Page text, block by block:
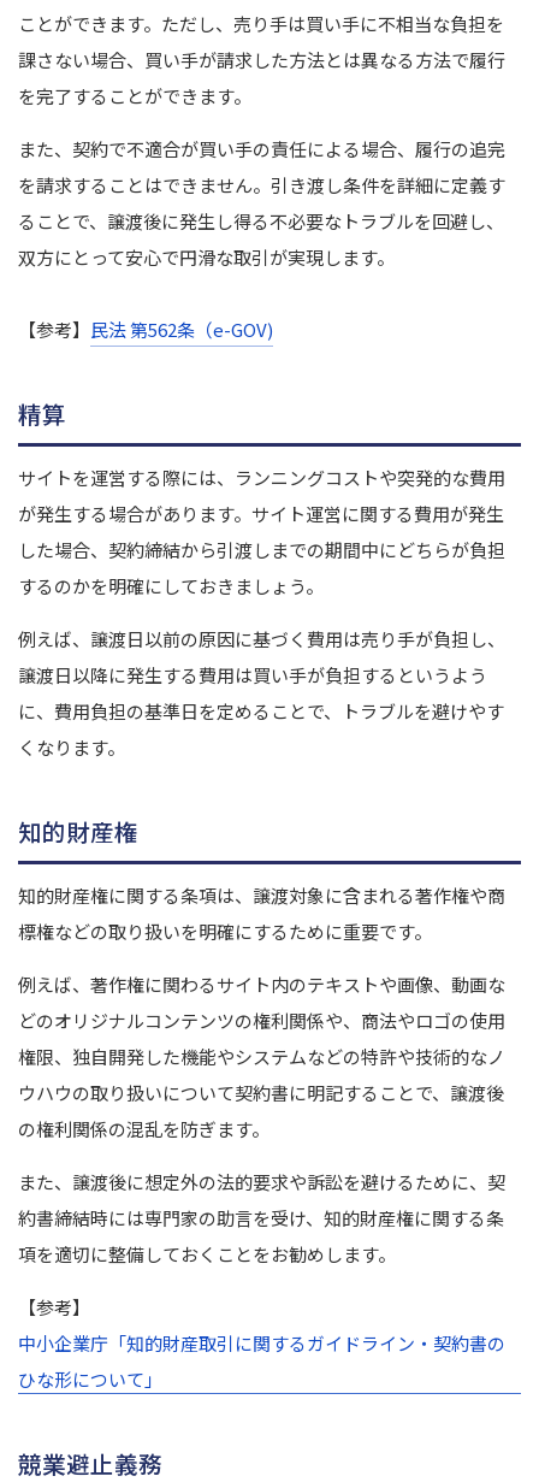
ことができます。 ただし、売り手は買い手に不相当な負担を
課さない場合、買い手が請求した方法とは異なる方法で履行
を完了することができます。
また、契約で不適合が買い手の責任による場合、履行の追完
を請求することはできません。引き渡し条件を詳細に定義す
ることで、譲渡後に発生し得る不必要なトラブルを回避し、
双方にとって安心で円滑な取引が実現します。
【参考】 民法 第562条（e-GOV)
精算
サイトを運営する際には、ランニングコストや突発的な費用
が発生する場合があります。サイト運営に関する費用が発生
した場合、契約締結から引渡しまでの期間中にどちらが負担
するのかを明確にしておきましょう。
例えば、譲渡日以前の原因に基づく費用は売り手が負担し、
譲渡日以降に発生する費用は買い手が負担するというよう
に、費用負担の基準日を定めることで、トラブルを避けやす
くなります。
知的財産権
知的財産権に関する条項は、譲渡対象に含まれる著作権や商
標権などの取り扱いを明確にするために重要です。
例えば、著作権に関わるサイト内のテキストや画像、動画な
どのオリジナルコンテンツの権利関係や、商法やロゴの使用
権限、独自開発した機能やシステムなどの特許や技術的なノ
ウハウの取り扱いについて契約書に明記することで、譲渡後
の権利関係の混乱を防ぎます。
また、譲渡後に想定外の法的要求や訴訟を避けるために、契
約書締結時には専門家の助言を受け、知的財産権に関する条
項を適切に整備しておくことをお勧めします。
【参考】
中小企業庁「知的財産取引に関するガイドライン・契約書の
ひな形について」
競業避止義務